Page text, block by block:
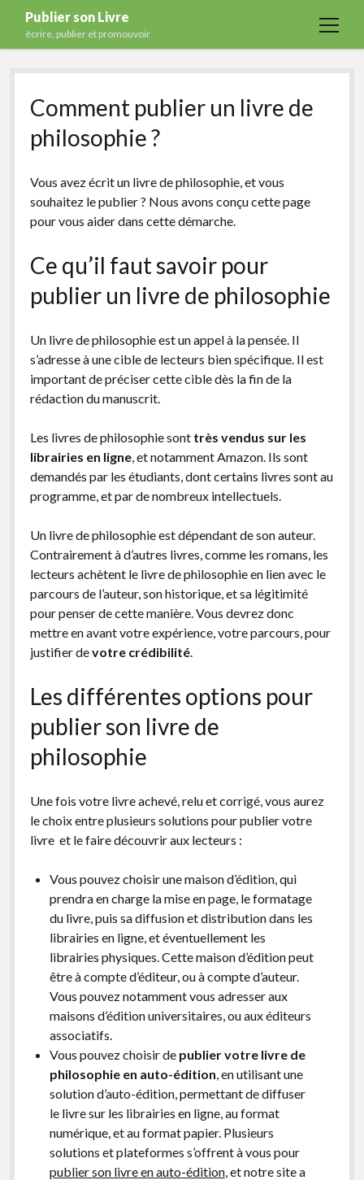
Publier son Livre
écrire, publier et promouvoir
open
Accueil
Formations
Services
Auto-édition
Maisons d’édition
Ecriture
Actualités
A propos
Contact
facebookinstagram
youtubeemail-
form
Comment publier un livre de
philosophie ?
Vous avez écrit un livre de philosophie, et vous
souhaitez le publier ? Nous avons conçu cette page
pour vous aider dans cette démarche.
Ce qu’il faut savoir pour
publier un livre de philosophie
Un livre de philosophie est un appel à la pensée. Il
s’adresse à une cible de lecteurs bien spécifique. Il est
important de préciser cette cible dès la fin de la
rédaction du manuscrit.
Les livres de philosophie sont très vendus sur les
librairies en ligne, et notamment Amazon. Ils sont
demandés par les étudiants, dont certains livres sont au
programme, et par de nombreux intellectuels.
Un livre de philosophie est dépendant de son auteur.
Contrairement à d’autres livres, comme les romans, les
lecteurs achètent le livre de philosophie en lien avec le
parcours de l’auteur, son historique, et sa légitimité
pour penser de cette manière. Vous devrez donc
mettre en avant votre expérience, votre parcours, pour
justifier devotre crédibilité.
Les différentes options pour
publier son livre de
philosophie
Une fois votre livre achevé, relu et corrigé, vous aurez
le choix entre plusieurs solutions pour publier votre
livre et le faire découvrir aux lecteurs :
Vous pouvez choisir une maison d’édition, qui
prendra en charge la mise en page, le formatage
du livre, puis sa diffusion et distribution dans les
librairies en ligne, et éventuellement les
librairies physiques. Cette maison d’édition peut
être à compte d’éditeur, ou à compte d’auteur.
Vous pouvez notamment vous adresser aux
maisons d’édition universitaires, ou aux éditeurs
associatifs.
Vous pouvez choisir de publier votre livre de
philosophie en auto-édition, en utilisant une
solution d’auto-édition, permettant de diffuser
le livre sur les librairies en ligne, au format
numérique, et au format papier. Plusieurs
solutions et plateformes s’offrent à vous pour
publier son livre en auto-édition, et notre site a